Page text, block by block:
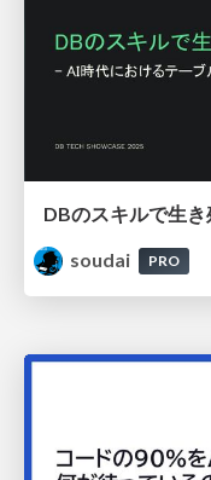
soudai
PRO